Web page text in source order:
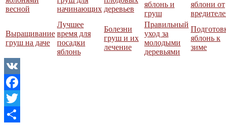
весной
начинающих деревьев
яблонь и
груш
яблони от
Выращивание
груш на даче
Лучшее
время для
посадки
яблонь
Болезни
груш и их
лечение
Правильный
уход за
молодыми
деревьями
яблонь к
зиме
VK
Facebook
Twitter